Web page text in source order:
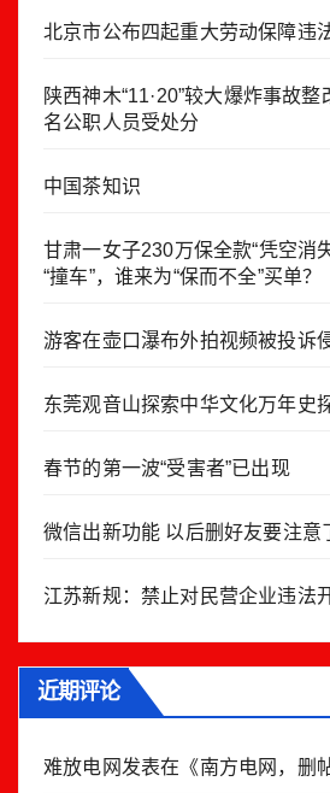
北京市公布四起重大劳动保障违
陕西神木“11·20”较大爆炸事故
名公职人员受处分
中国茶知识
甘肃一女子230万保全款“凭空消
“撞车”，谁来为“保而不全”买单？
游客在壶口瀑布外拍视频被投诉
东莞观音山探索中华文化万年史
春节的第一波“受害者”已出现
微信出新功能 以后删好友要注意
江苏新规：禁止对民营企业违法
近期评论
难放电网 发表在《南方电网，删